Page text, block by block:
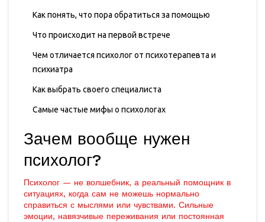
Как понять, что пора обратиться за помощью
Что происходит на первой встрече
Чем отличается психолог от психотерапевта и
психиатра
Как выбрать своего специалиста
Самые частые мифы о психологах
Зачем вообще нужен
психолог?
Психолог — не волшебник, а реальный помощник в
ситуациях, когда сам не можешь нормально
справиться с мыслями или чувствами. Сильные
эмоции, навязчивые переживания или постоянная